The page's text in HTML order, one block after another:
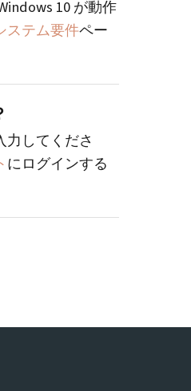
10 が動作
ステム要件ペー
してくださ
にログインする